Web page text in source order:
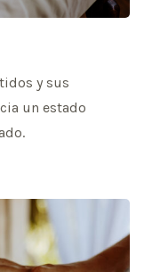
y sus
un estado